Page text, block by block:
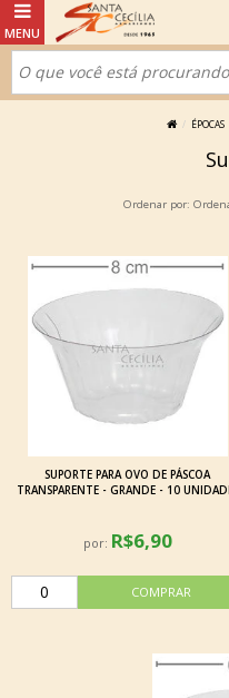
ÉPOCAS
SUPORTE PARA OVO DE PÁSCOA
TRANSPARENTE - GRANDE - 10
por: R$6,90